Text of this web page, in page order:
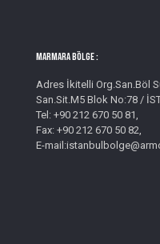
MARMARA BÖLGE :
Adres İkitelli Org.San.Böl
San.Sit.M5 Blok No:78 /
Tel: +90 212 670 50 81,
Fax: +90 212 670 50 82,
E-